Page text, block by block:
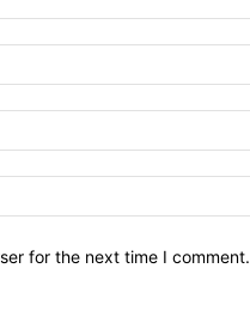
for the next time I comment.